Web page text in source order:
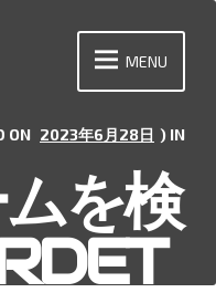
を検
ON 2023年6月28日 ) IN
MENU